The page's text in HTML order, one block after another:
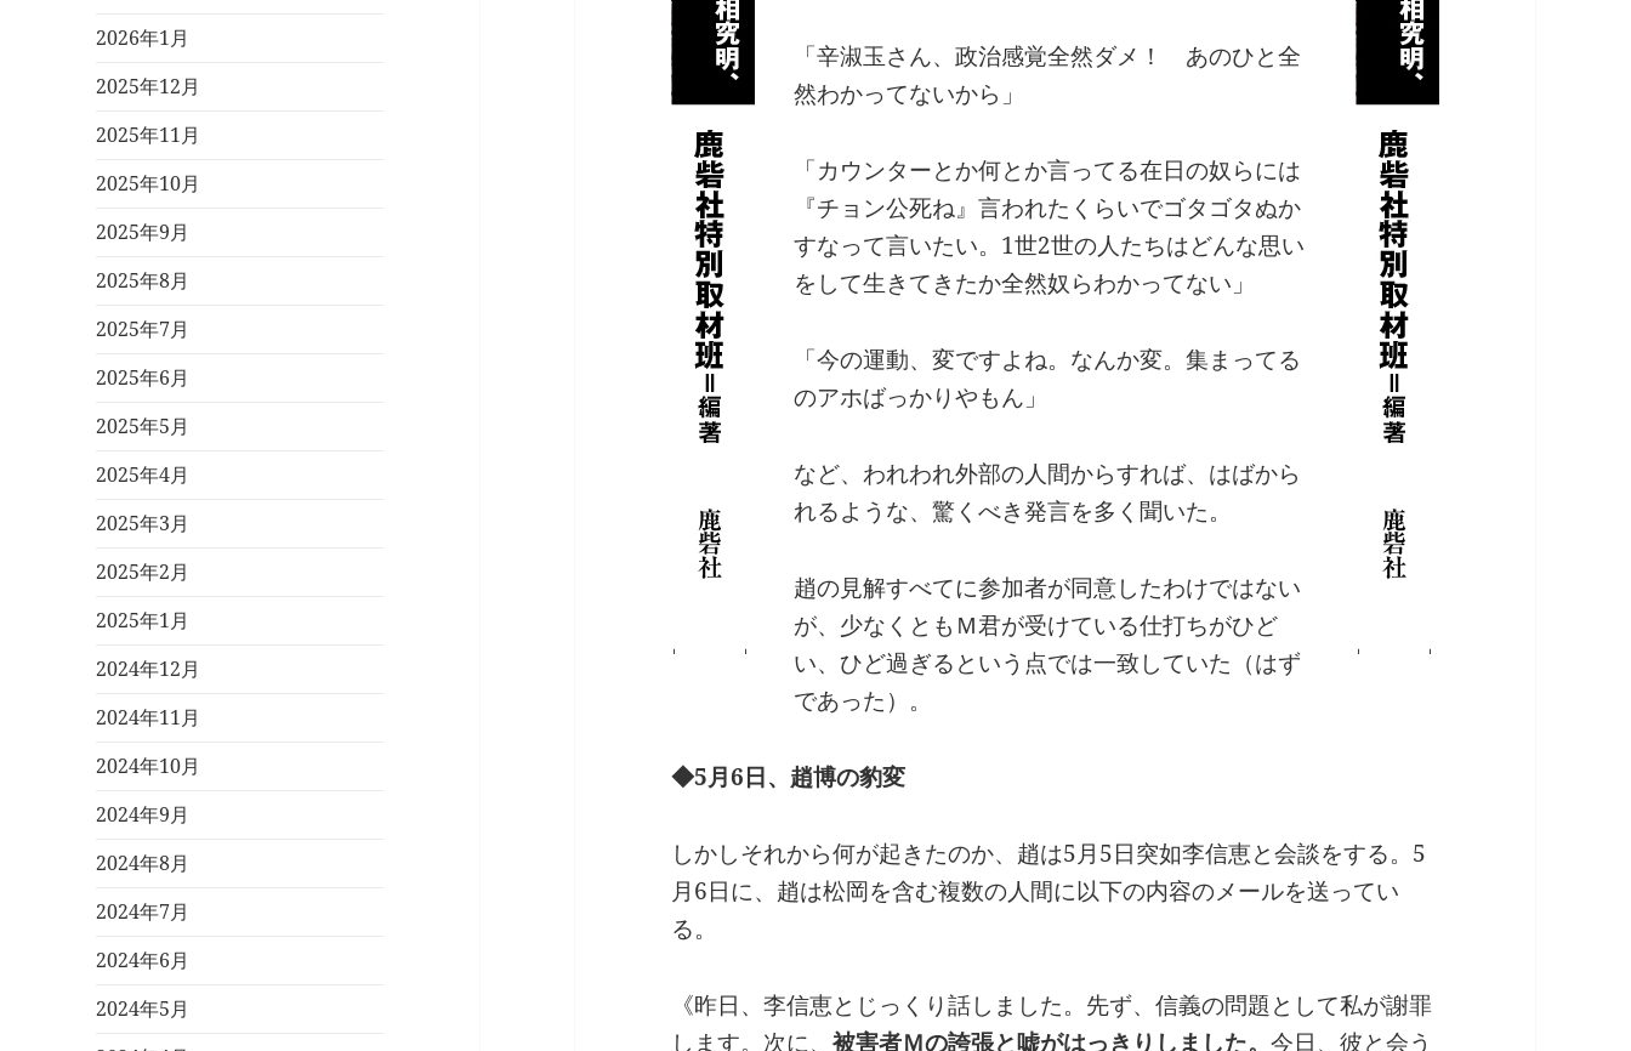
2026年1月
2025年12月
2025年11月
2025年10月
2025年9月
2025年8月
2025年7月
2025年6月
2025年5月
2025年4月
2025年3月
2025年2月
2025年1月
2024年12月
2024年11月
2024年10月
2024年9月
2024年8月
2024年7月
2024年6月
2024年5月
「辛淑玉さん、政治感覚全然ダメ！ あのひと全
然わかってないから」
「カウンターとか何とか言ってる在日の奴らには
『チョン公死ね』言われたくらいでゴタゴタぬか
すなって言いたい。1世2世の人たちはどんな思い
をして生きてきたか全然奴らわかってない」
「今の運動、変ですよね。なんか変。集まってる
のアホばっかりやもん」
など、われわれ外部の人間からすれば、はばから
れるような、驚くべき発言を多く聞いた。
趙の見解すべてに参加者が同意したわけではない
が、少なくともＭ君が受けている仕打ちがひど
い、ひど過ぎるという点では一致していた（はず
であった）。
◆5月6日、趙博の豹変
しかしそれから何が起きたのか、趙は5月5日突如李信恵と会談をする。5
月6日に、趙は松岡を含む複数の人間に以下の内容のメールを送ってい
る。
《昨日、李信恵とじっくり話しました。先ず、信義の問題として私が謝罪
します。次に、被害者Ｍの誇張と嘘がはっきりしました。今日、彼と会う